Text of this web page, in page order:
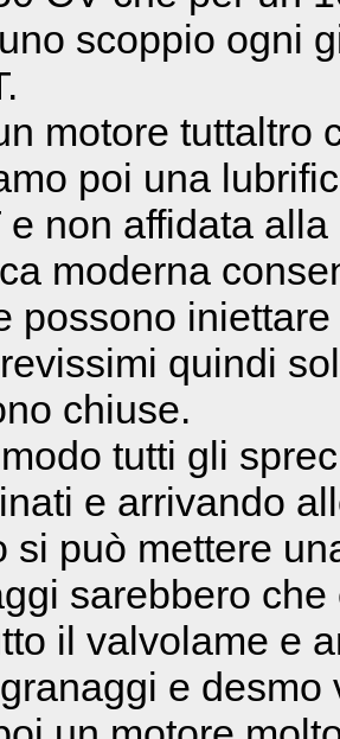
scoppio ogni
motore tuttaltro
poi una
e non affidata
moderna
possono
quindi
chiuse.
tutti gli
e arrivando
si può mettere
sarebbero
il valvolame e
e desmo